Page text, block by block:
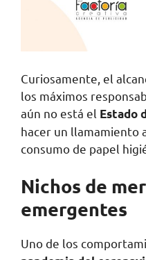
Curiosamente, el
los máximos
aún no está el Estado
hacer un llamamiento
consumo de papel
Nichos de
emergentes
Uno de los